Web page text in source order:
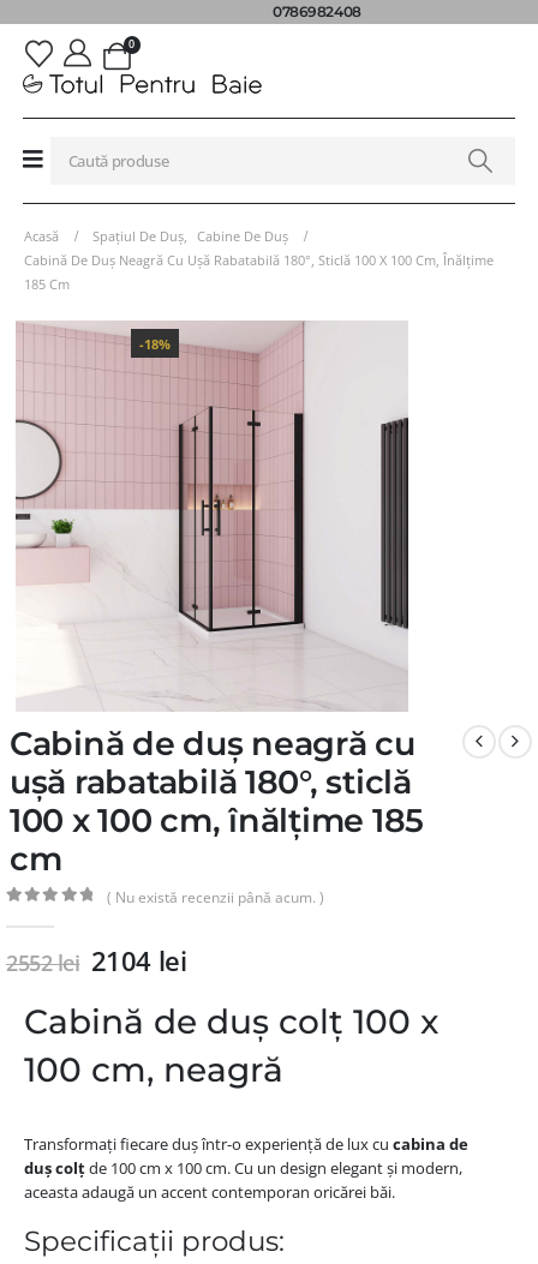
0786982408
0
Acasă Spațiul De Duș
Cabine De Duș
Cabină De Duș Neagră Cu Ușă Rabatabilă 180°, Sticlă 100 X 100 Cm, Înălțime
185 Cm
-18%
Cabină de duș neagră cu
ușă rabatabilă 180°, sticlă
100 x 100 cm, înălțime 185
cm
( Nu există recenzii până acum. )
2552lei 2104 lei
Cabină de duș colț 100 x
100 cm, neagră
Transformați fiecare duș într-o experiență de lux cu cabina de
duș colțde 100 cm x 100 cm. Cu un design elegant și modern,
aceasta adaugă un accent contemporan oricărei băi.
Specificații produs: